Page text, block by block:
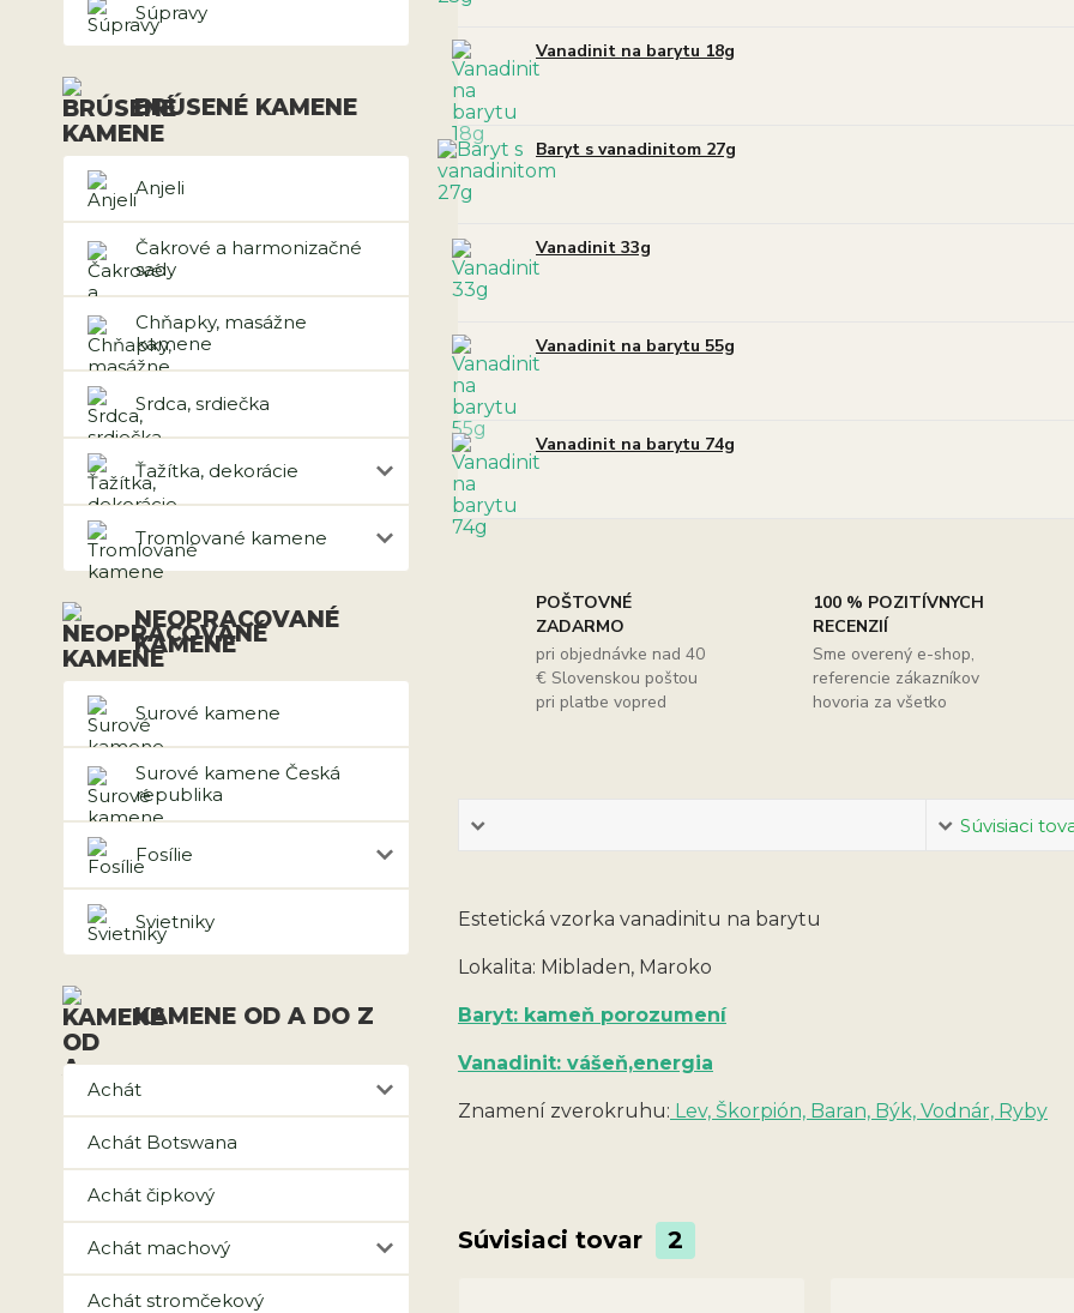
Súpravy
BRÚSENÉ KAMENE
Anjeli
Čakrové a harmonizačné
sady
Chňapky, masážne
kamene
Srdca, srdiečka
Ťažítka, dekorácie
Tromlované kamene
NEOPRACOVANÉ
KAMENE
Surové kamene
Surové kamene Česká
republika
Fosílie
Svietniky
KAMENE OD A DO Z
Achát
Achát Botswana
Achát čipkový
Achát machový
Achát stromčekový
Vanadinit na barytu 18g
Baryt s vanadinitom 27g
Vanadinit 33g
Vanadinit na barytu 55g
Vanadinit na barytu 74g
POŠTOVNÉ
ZADARMO
pri objednávke nad 40
€ Slovenskou poštou
pri platbe vopred
100 % POZITÍVNYCH
RECENZIÍ
Sme overený e-shop,
referencie zákazníkov
hovoria za všetko
Súvisiaci
Estetická vzorka vanadinitu na barytu
Lokalita: Mibladen, Maroko
Baryt: kameň porozumení
Vanadinit: vášeň,energia
Znamení zverokruhu: Lev, Škorpión, Baran, Býk, Vodnár, Ryby
Súvisiaci tovar 2